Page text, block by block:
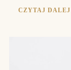
CZYTAJ DALEJ